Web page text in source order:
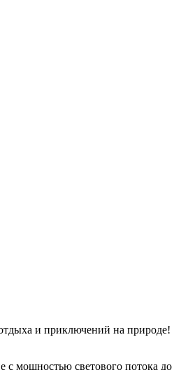
и приключений на природе!
с мощностью светового потока до